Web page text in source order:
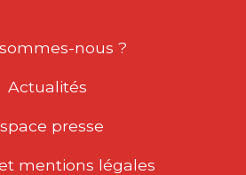
nous ?
Actualités
presse
mentions légales